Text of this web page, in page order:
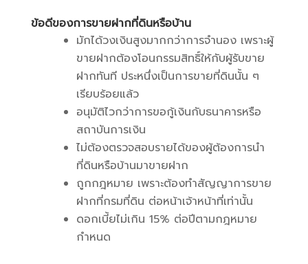
ข้อดีของการขายฝากที่ดินหรือบ้าน
มักได้วงเงินสูงมากกว่าการจำนอง เพราะผู้
ขายฝากต้องโอนกรรมสิทธิ์ให้กับผู้รับขาย
ฝากทันที ประหนึ่งเป็นการขายที่ดินนั้น ๆ
เรียบร้อยแล้ว
อนุมัติไวกว่าการขอกู้เงินกับธนาคารหรือ
สถาบันการเงิน
ไม่ต้องตรวจสอบรายได้ของผู้ต้องการนำ
ที่ดินหรือบ้านมาขายฝาก
ถูกกฎหมาย เพราะต้องทำสัญญาการขาย
ฝากที่กรมที่ดิน ต่อหน้าเจ้าหน้าที่เท่านั้น
ดอกเบี้ยไม่เกิน 15% ต่อปีตามกฎหมาย
กำหนด